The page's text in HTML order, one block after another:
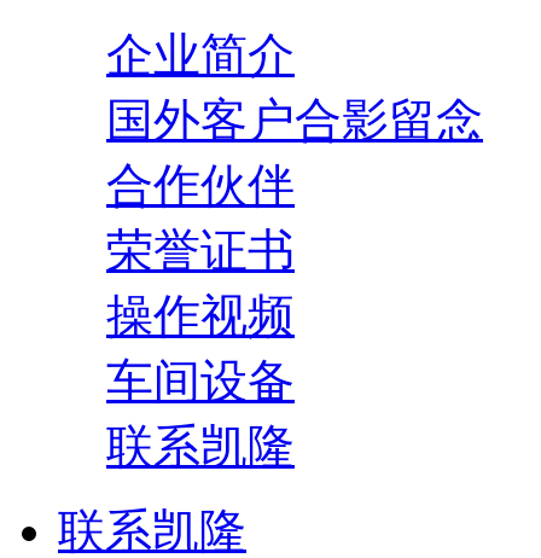
企业简介
国外客户合影留念
合作伙伴
荣誉证书
操作视频
车间设备
联系凯隆
联系凯隆